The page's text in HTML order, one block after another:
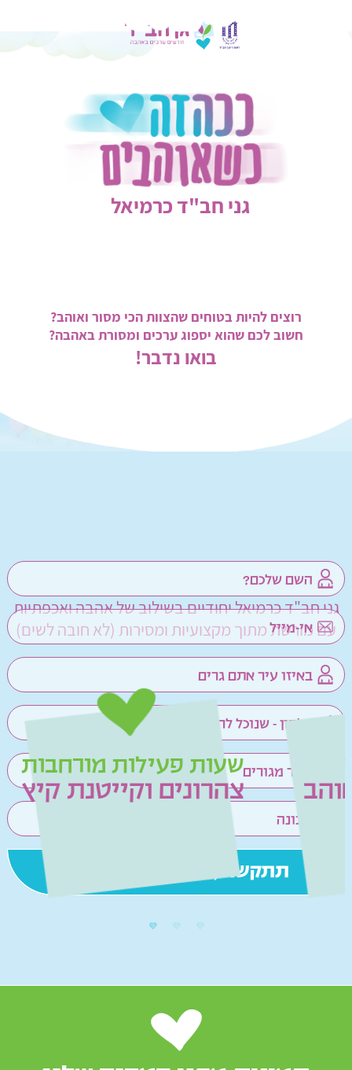
גני חב"ד כרמיאל
רוצים להיות בטוחים שהצוות הכי מסור ואוהב?
חשוב לכם שהוא יספוג ערכים ומסורת באהבה?
בואו נדבר!
גני חב"ד כרמיאל יחודיים בשילוב של אהבה ואכפתיות
עם מורשת מתוך מקצועיות ומסירות (לא חובה לשים)
שעות פעילות מורחבות
צהרונים וקייטנת קיץ